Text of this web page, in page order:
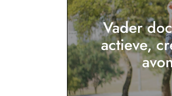
Vader
actieve,